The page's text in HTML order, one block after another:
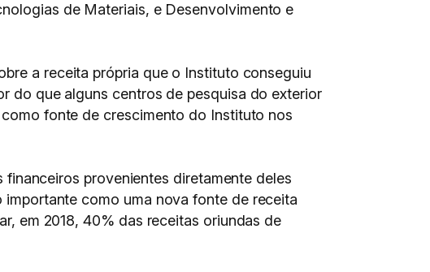
de Materiais, e Desenvolvimento e
a receita própria que o Instituto conseguiu
do que alguns centros de pesquisa do exterior
fonte de crescimento do Instituto nos
provenientes diretamente deles
como uma nova fonte de receita
em 2018, 40% das receitas oriundas de